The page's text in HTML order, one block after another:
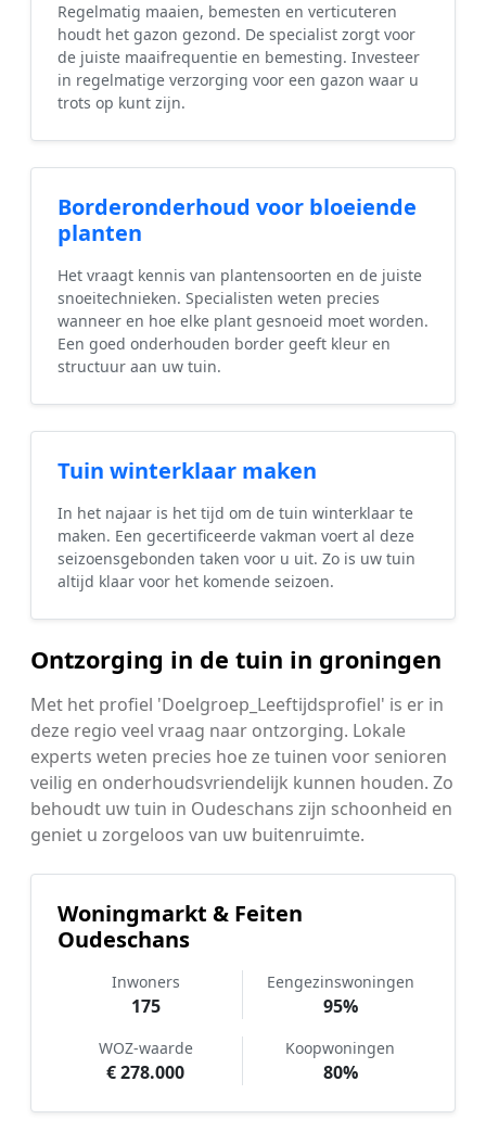
Regelmatig maaien, bemesten en verticuteren
houdt het gazon gezond. De specialist zorgt voor
de juiste maaifrequentie en bemesting. Investeer
in regelmatige verzorging voor een gazon waar u
trots op kunt zijn.
Borderonderhoud voor bloeiende
planten
Het vraagt kennis van plantensoorten en de juiste
snoeitechnieken. Specialisten weten precies
wanneer en hoe elke plant gesnoeid moet worden.
Een goed onderhouden border geeft kleur en
structuur aan uw tuin.
Tuin winterklaar maken
In het najaar is het tijd om de tuin winterklaar te
maken. Een gecertificeerde vakman voert al deze
seizoensgebonden taken voor u uit. Zo is uw tuin
altijd klaar voor het komende seizoen.
Ontzorging in de tuin in groningen
Met het profiel 'Doelgroep_Leeftijdsprofiel' is er in
deze regio veel vraag naar ontzorging. Lokale
experts weten precies hoe ze tuinen voor senioren
veilig en onderhoudsvriendelijk kunnen houden. Zo
behoudt uw tuin in Oudeschans zijn schoonheid en
geniet u zorgeloos van uw buitenruimte.
Woningmarkt & Feiten
Oudeschans
Inwoners
175
Eengezinswoningen
95%
WOZ-waarde
€ 278.000
Koopwoningen
80%